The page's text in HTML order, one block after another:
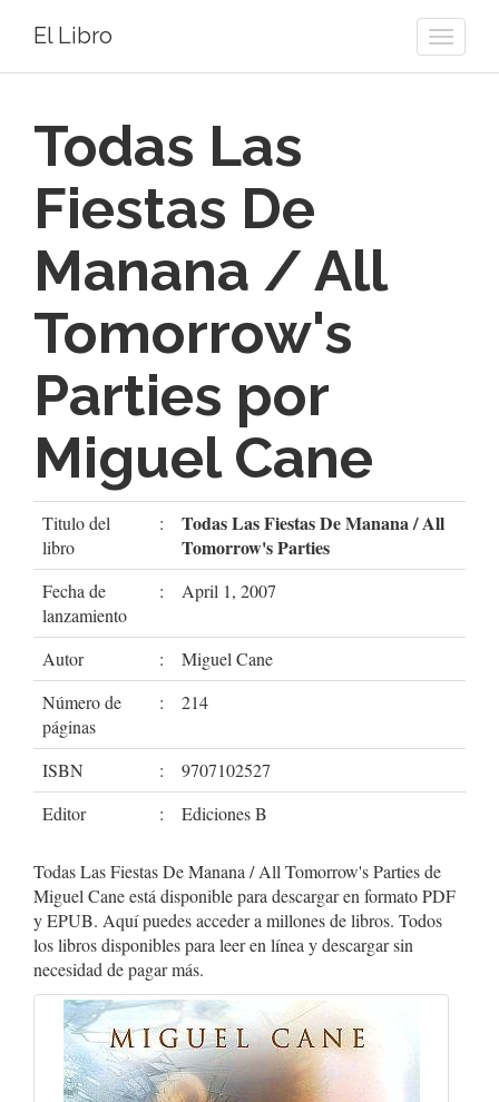
Toggle
El Libro
Todas Las
Fiestas De
Manana / All
Tomorrow's
Parties por
Miguel Cane
Titulo del
libro
:
Todas Las Fiestas De Manana / All
Tomorrow's Parties
Fecha de
lanzamiento
: April 1, 2007
Autor :
Miguel Cane
Número de
páginas
: 214
ISBN :
9707102527
Editor
: Ediciones B
Todas Las Fiestas De Manana / All Tomorrow's Parties de
Miguel Cane está disponible para descargar en formato PDF
y EPUB. Aquí puedes acceder a millones de libros. Todos
los libros disponibles para leer en línea y descargar sin
necesidad de pagar más.